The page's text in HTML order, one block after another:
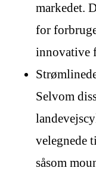
markedet.
for
innovative
Selvom
velegnede
såsom